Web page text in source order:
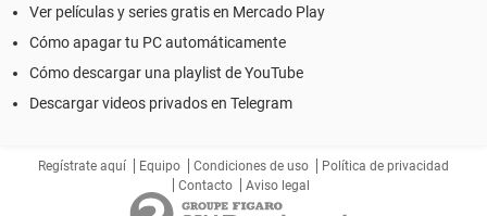
Ver películas y series gratis en Mercado Play
Cómo apagar tu PC automáticamente
Cómo descargar una playlist de YouTube
Descargar videos privados en Telegram
Regístrate aquí Equipo Condiciones de uso
Política de privacidad
Contacto
Aviso legal